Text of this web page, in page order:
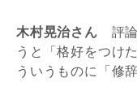
木村晃治さん 評
うと「格好をつけ
ういうものに「修